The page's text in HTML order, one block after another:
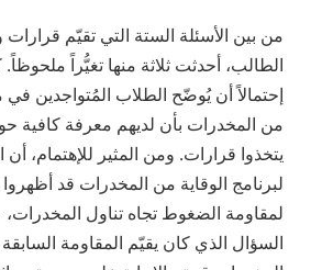
من بين الأسئلة الستة التي تقيّم
الطالب، أحدثت ثلاثة منها تغيُّراً ملحوظاً.
إحتمالاً أن يُوضّح الطلاب المُتواجدين في
من المخدرات بأن لديهم معرفة كافية
يتخذوا قرارات. ومن المثير للإهتمام، أن
لبرنامج الوقاية من المخدرات قد أظهروا
لمقاومة الضغوط تجاه تناول
السؤال الذي كان يقيّم المقاومة